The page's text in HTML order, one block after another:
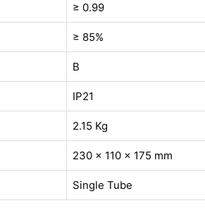
≥ 0.99
≥ 85%
B
IP21
2.15 Kg
230 x 110 x 175 mm
Single Tube